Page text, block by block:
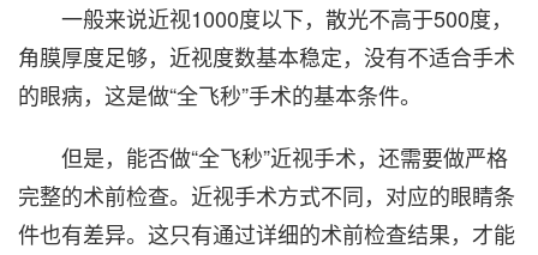
一般来说近视1000度以下，散光不高于500度，
角膜厚度足够，近视度数基本稳定，没有不适合手术
的眼病，这是做“全飞秒”手术的基本条件。
但是，能否做“全飞秒”近视手术，还需要做严格
完整的术前检查。近视手术方式不同，对应的眼睛条
件也有差异。这只有通过详细的术前检查结果，才能